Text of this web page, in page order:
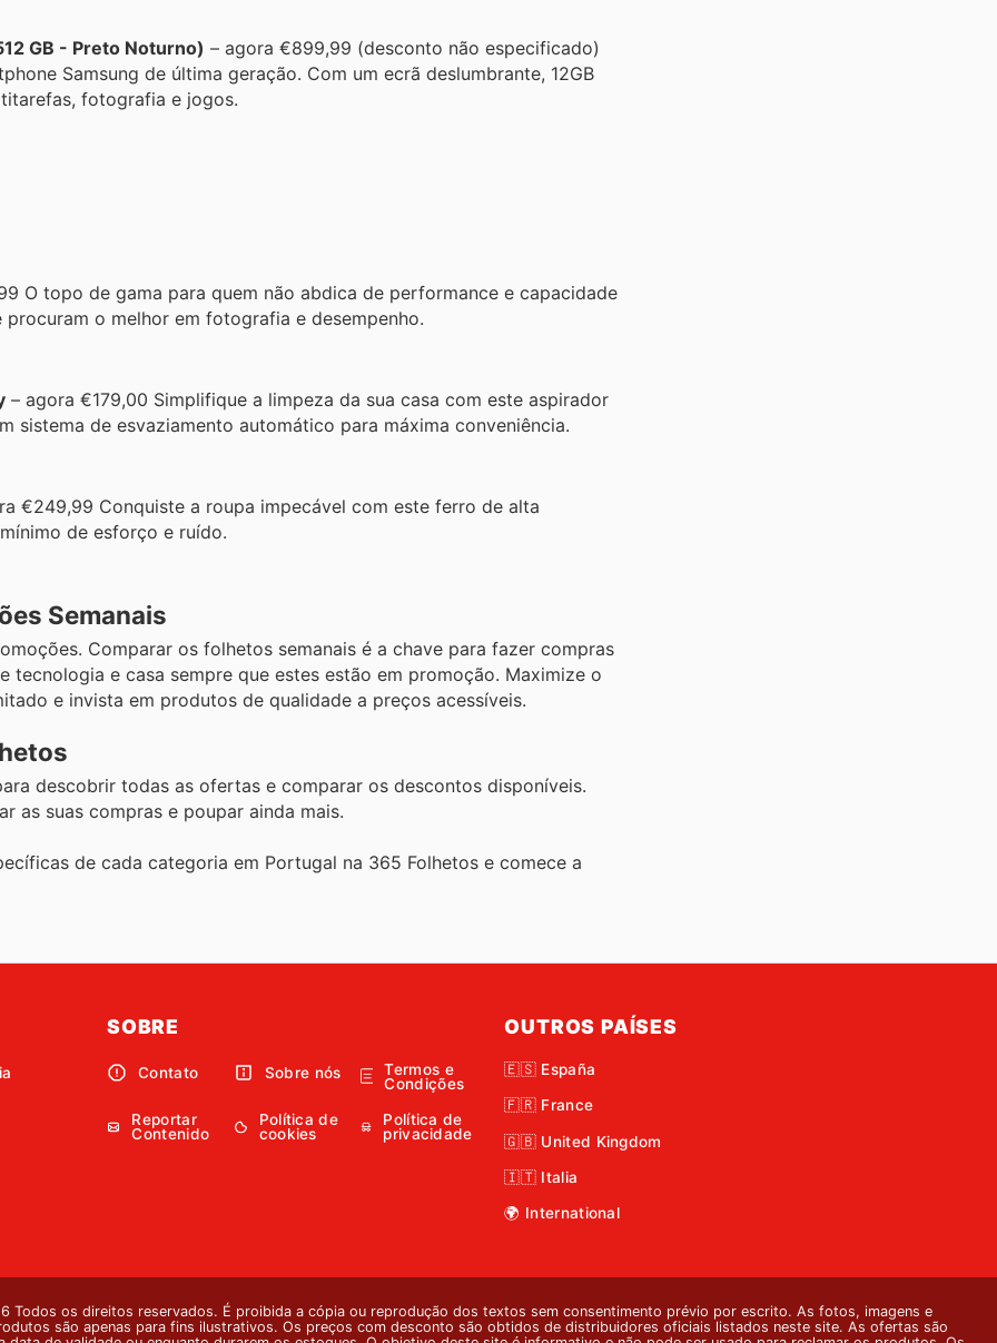
GB - Preto Noturno) – agora €899,99 (desconto não especificado)
Samsung de última geração. Com um ecrã deslumbrante, 12GB
fotografia e jogos.
O topo de gama para quem não abdica de performance e capacidade
o melhor em fotografia e desempenho.
– agora €179,00 Simplifique a limpeza da sua casa com este aspirador
sistema de esvaziamento automático para máxima conveniência.
€249,99 Conquiste a roupa impecável com este ferro de alta
de esforço e ruído.
Semanais
Comparar os folhetos semanais é a chave para fazer compras
tecnologia e casa sempre que estes estão em promoção. Maximize o
e invista em produtos de qualidade a preços acessíveis.
descobrir todas as ofertas e comparar os descontos disponíveis.
as suas compras e poupar ainda mais.
de cada categoria em Portugal na 365 Folhetos e comece a
SOBRE
Contato Sobre nós
Termos e
Condições
Reportar
Contenido
Política de
cookies
Política de
privacidade
OUTROS PAÍSES
🇪🇸 España
🇫🇷 France
🇬🇧 United Kingdom
🇮🇹 Italia
🌍 International
Todos os direitos reservados. É proibida a cópia ou reprodução dos textos sem consentimento prévio por escrito. As fotos, imagens e
são apenas para fins ilustrativos. Os preços com desconto são obtidos de distribuidores oficiais listados neste site. As ofertas são